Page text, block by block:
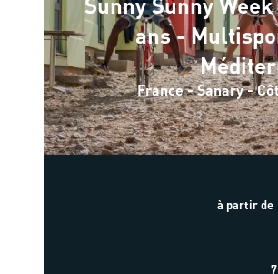
ans -
France - Sanary -
à partir de